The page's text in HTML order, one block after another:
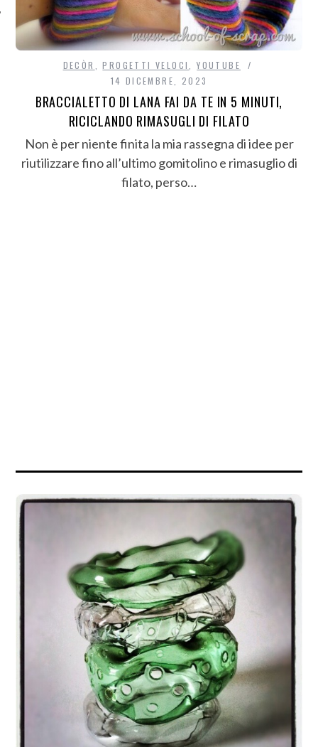
DECÒR ,PROGETTI VELOCI ,YOUTUBE
14 DICEMBRE, 2023
BRACCIALETTO DI LANA FAI DA TE IN 5 MINUTI,
RICICLANDO RIMASUGLI DI FILATO
Non è per niente finita la mia rassegna di idee per
riutilizzare fino all’ultimo gomitolino e rimasuglio di
filato, perso…